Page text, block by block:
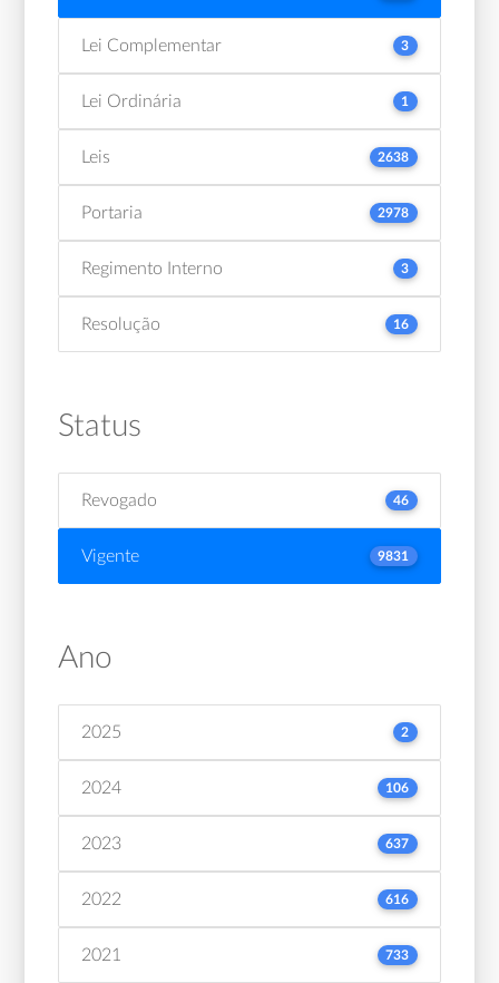
Lei Complementar 3
Lei Ordinária 1
Leis 2638
Portaria 2978
Regimento Interno 3
Resolução 16
Status
Revogado 46
Vigente 9831
Ano
2025 2
2024 106
2023 637
2022 616
2021 733